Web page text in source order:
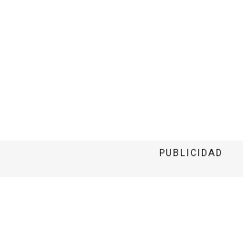
PUBLICIDAD